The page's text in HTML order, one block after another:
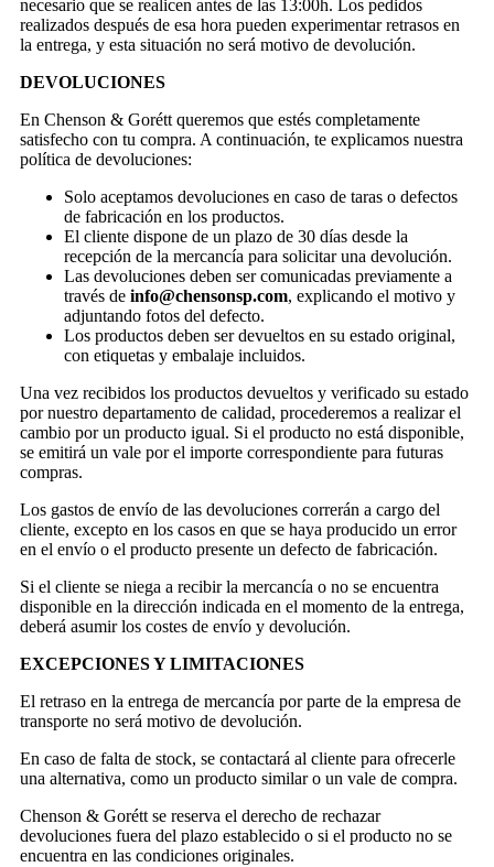
necesario que se realicen antes de las 13:00h. Los pedidos
realizados después de esa hora pueden experimentar retrasos en
la entrega, y esta situación no será motivo de devolución.
DEVOLUCIONES
En Chenson & Gorétt queremos que estés completamente
satisfecho con tu compra. A continuación, te explicamos nuestra
política de devoluciones:
Solo aceptamos devoluciones en caso de taras o defectos
de fabricación en los productos.
El cliente dispone de un plazo de 30 días desde la
recepción de la mercancía para solicitar una devolución.
Las devoluciones deben ser comunicadas previamente a
través de info@chensonsp.com, explicando el motivo y
adjuntando fotos del defecto.
Los productos deben ser devueltos en su estado original,
con etiquetas y embalaje incluidos.
Una vez recibidos los productos devueltos y verificado su estado
por nuestro departamento de calidad, procederemos a realizar el
cambio por un producto igual. Si el producto no está disponible,
se emitirá un vale por el importe correspondiente para futuras
compras.
Los gastos de envío de las devoluciones correrán a cargo del
cliente, excepto en los casos en que se haya producido un error
en el envío o el producto presente un defecto de fabricación.
Si el cliente se niega a recibir la mercancía o no se encuentra
disponible en la dirección indicada en el momento de la entrega,
deberá asumir los costes de envío y devolución.
EXCEPCIONES Y LIMITACIONES
El retraso en la entrega de mercancía por parte de la empresa de
transporte no será motivo de devolución.
En caso de falta de stock, se contactará al cliente para ofrecerle
una alternativa, como un producto similar o un vale de compra.
Chenson & Gorétt se reserva el derecho de rechazar
devoluciones fuera del plazo establecido o si el producto no se
encuentra en las condiciones originales.